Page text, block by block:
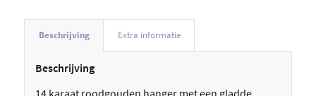
Beschrijving Extra informatie
Beschrijving
14 karaat roodgouden hanger met een gladde